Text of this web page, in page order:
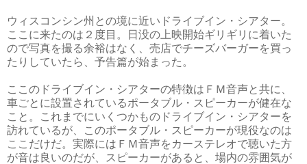
ウィスコンシン州との境に近いドライブイン・シアター。
ここに来たのは２度目。日没の上映開始ギリギリに着いた
ので写真を撮る余裕はなく、売店でチーズバーガーを買っ
たりしていたら、予告篇が始まった。
ここのドライブイン・シアターの特徴はＦＭ音声と共に、
車ごとに設置されているポータブル・スピーカーが健在な
こと。これまでにいくつかものドライブイン・シアターを
訪れているが、このポータブル・スピーカーが現役なのは
ここだけだ。実際にはＦＭ音声をカーステレオで聴いた方
が音は良いのだが、スピーカーがあると、場内の雰囲気が